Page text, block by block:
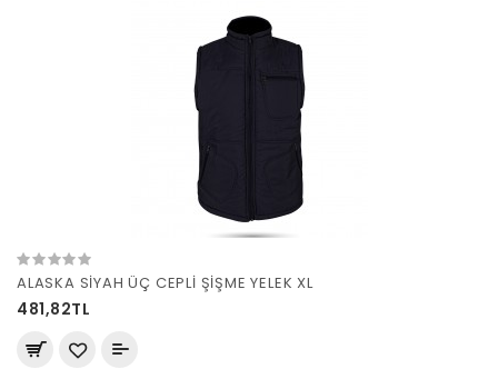
ALASKA SİYAH ÜÇ CEPLİ ŞİŞME YELEK XL
481,82TL